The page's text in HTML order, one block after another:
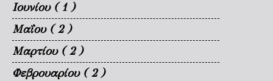
Ιουνίου ( 1 )
Μαΐου ( 2 )
Μαρτίου ( 2 )
Φεβρουαρίου ( 2 )